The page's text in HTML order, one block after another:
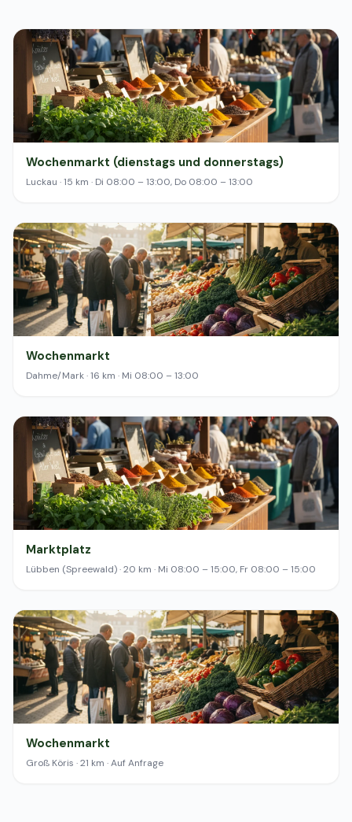
Wochenmarkt (dienstags und donnerstags)
Luckau · 15 km · Di 08:00 – 13:00, Do 08:00 – 13:00
Wochenmarkt
Dahme/Mark · 16 km · Mi 08:00 – 13:00
Marktplatz
Lübben (Spreewald) · 20 km · Mi 08:00 – 15:00, Fr 08:00 – 15:00
Wochenmarkt
Groß Köris · 21 km · Auf Anfrage